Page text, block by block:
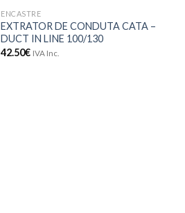
Adicionar
aos meus
ENCASTRE
EXTRATOR DE CONDUTA CATA –
DUCT IN LINE 100/130
42.50€ IVA Inc.